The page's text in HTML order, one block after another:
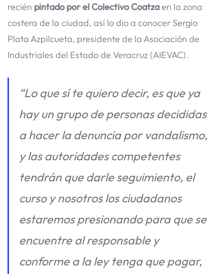
recién pintado por el Colectivo Coatzaen la zona
costera de la ciudad, así lo dio a conocer Sergio
Plata Azpilcueta, presidente de la Asociación de
Industriales del Estado de Veracruz (AIEVAC).
“Lo que sí te quiero decir, es que ya
hay un grupo de personas decididas
a hacer la denuncia por vandalismo,
y las autoridades competentes
tendrán que darle seguimiento, el
curso y nosotros los ciudadanos
estaremos presionando para que se
encuentre al responsable y
conforme a la ley tenga que pagar,